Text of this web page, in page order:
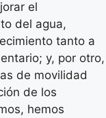
el
del agua,
tanto a
y, por otro,
de movilidad
de los
hemos